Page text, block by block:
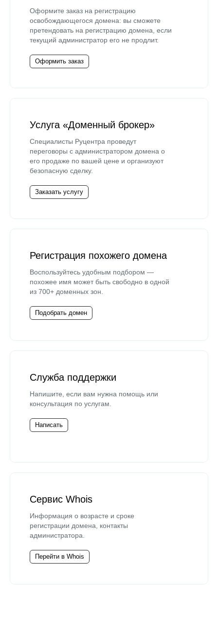
Оформите заказ на регистрацию
освобождающегося домена: вы сможете
претендовать на регистрацию домена, если
текущий администратор его не продлит.
Оформить заказ
Услуга «Доменный брокер»
Специалисты Руцентра проведут
переговоры с администратором домена о
его продаже по вашей цене и организуют
безопасную сделку.
Заказать услугу
Регистрация похожего домена
Воспользуйтесь удобным подбором —
похожее имя может быть свободно в одной
из 700+ доменных зон.
Подобрать домен
Служба поддержки
Напишите, если вам нужна помощь или
консультация по услугам.
Написать
Сервис Whois
Информация о возрасте и сроке
регистрации домена, контакты
администратора.
Перейти в Whois